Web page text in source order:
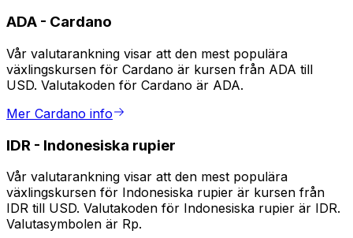
ADA - Cardano
Vår valutarankning visar att den mest populära
växlingskursen för Cardano är kursen från ADA till
USD. Valutakoden för Cardano är ADA.
Mer Cardano info
IDR - Indonesiska rupier
Vår valutarankning visar att den mest populära
växlingskursen för Indonesiska rupier är kursen från
IDR till USD. Valutakoden för Indonesiska rupier är IDR.
Valutasymbolen är Rp.